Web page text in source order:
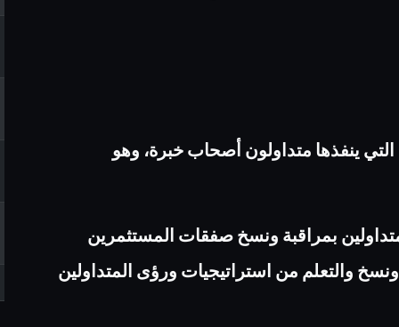
ينفذها متداولون أصحاب خبرة، ‏وهو
بمراقبة ونسخ صفقات ‏المستثمرين
ونسخ والتعلم من ‏استراتيجيات ورؤى المتداولين